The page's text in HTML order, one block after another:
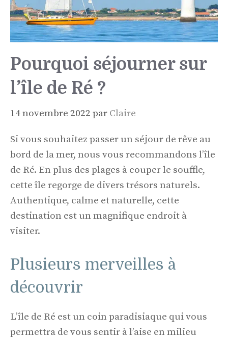
Pourquoi séjourner sur
l’île de Ré ?
14 novembre 2022 par Claire
Si vous souhaitez passer un séjour de rêve au
bord de la mer, nous vous recommandons l’île
de Ré. En plus des plages à couper le souffle,
cette île regorge de divers trésors naturels.
Authentique, calme et naturelle, cette
destination est un magnifique endroit à
visiter.
Plusieurs merveilles à
découvrir
L’île de Ré est un coin paradisiaque qui vous
permettra de vous sentir à l’aise en milieu